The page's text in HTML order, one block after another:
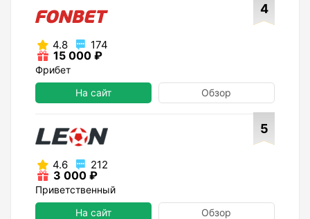
4
4.8 174
15 000 ₽
Фрибет
На сайт
Обзор
5
4.6 212
3 000 ₽
Приветственный
На сайт
Обзор